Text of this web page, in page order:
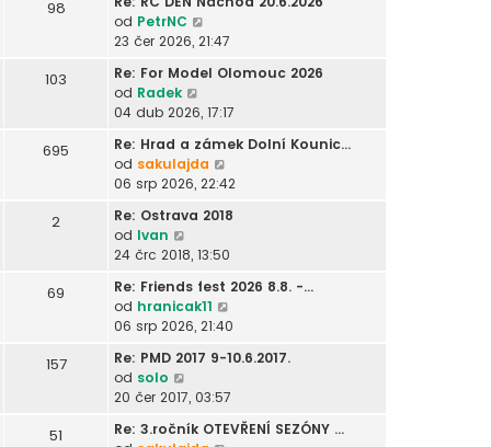
ě
v
e
k
í
s
ě
v
e
k
n
í
p
ř
í
s
ě
v
e
k
e
n
p
ř
í
s
ě
e
k
p
s
e
d
n
í
p
ř
s
ě
v
e
k
r
z
i
p
s
l
e
n
p
ř
í
s
ě
e
k
98
od PetrNC
o
r
z
i
t
p
s
e
n
í
p
ř
s
ě
23 čer 2026, 21:47
103
Re: For Model Olomouc 2026
od Radek
o
r
a
z
p
s
l
e
n
p
ř
04 dub 2026, 17:17
695
Re: Hrad a zámek Dolní Kounic…
od sakulajda
o
r
z
t
p
s
e
n
06 srp 2026, 22:42
2
Re: Ostrava 2018
od Ivan
o
r
a
z
i
p
s
24 črc 2018, 13:50
69
Re: Friends fest 2026 8.8. -…
od hranicak11
o
r
i
06 srp 2026, 21:40
157
Re: PMD 2017 9-10.6.2017.
od solo
o
r
20 čer 2017, 03:57
51
Re: 3.ročník OTEVŘENÍ SEZÓNY …